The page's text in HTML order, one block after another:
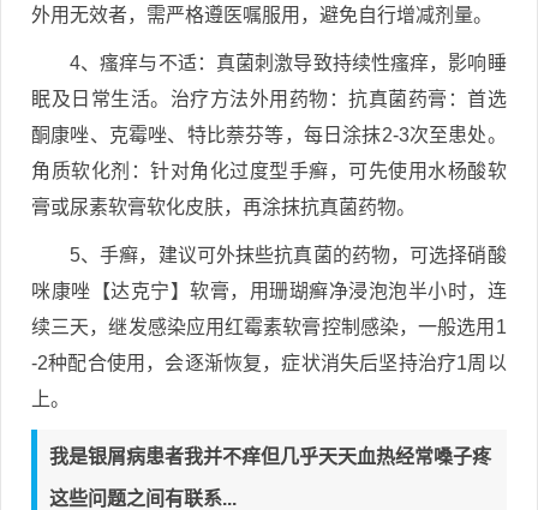
外用无效者，需严格遵医嘱服用，避免自行增减剂量。
4、瘙痒与不适：真菌刺激导致持续性瘙痒，影响睡
眠及日常生活。治疗方法外用药物：抗真菌药膏：首选
酮康唑、克霉唑、特比萘芬等，每日涂抹2-3次至患处。
角质软化剂：针对角化过度型手癣，可先使用水杨酸软
膏或尿素软膏软化皮肤，再涂抹抗真菌药物。
5、手癣，建议可外抹些抗真菌的药物，可选择硝酸
咪康唑【达克宁】软膏，用珊瑚癣净浸泡泡半小时，连
续三天，继发感染应用红霉素软膏控制感染，一般选用1
-2种配合使用，会逐渐恢复，症状消失后坚持治疗1周以
上。
我是银屑病患者我并不痒但几乎天天血热经常嗓子疼
这些问题之间有联系...